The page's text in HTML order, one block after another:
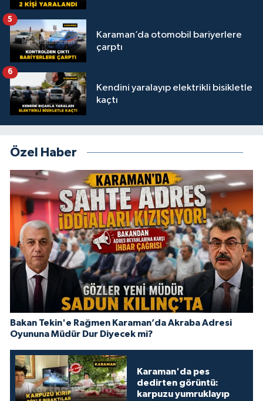
Karaman’da otomobil bariyerlere
çarptı
5
Kendini yaralayıp elektrikli bisikletle
kaçtı
6
Özel Haber
Bakan Tekin'e Rağmen Karaman’da Akraba Adresi
Oyununa Müdür Dur Diyecek mi?
Karaman'da pes
dedirten görüntü:
karpuzu yumruklayıp